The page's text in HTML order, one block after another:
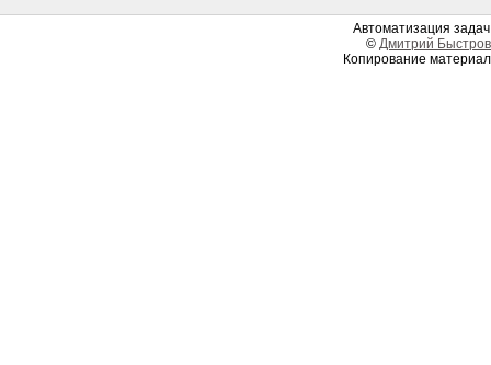
Автоматизация
© Дмитрий Быстров
Копирование